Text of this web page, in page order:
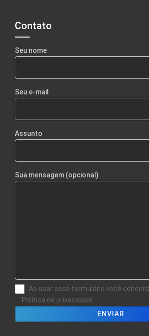
Contato
Seu nome
Seu e-mail
Assunto
Sua mensagem (opcional)
Ao usar esse formulário você
Política de privacidade.